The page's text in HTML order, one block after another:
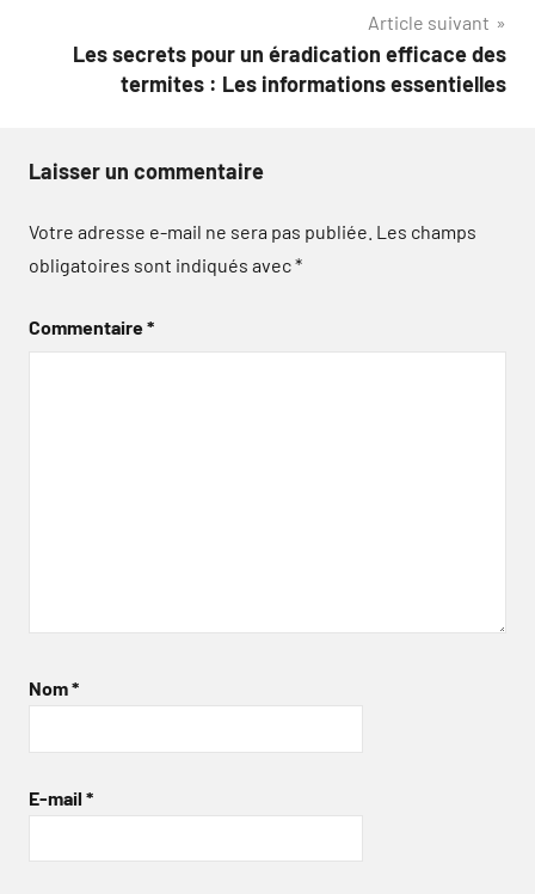
Article suivant
Les secrets pour un éradication efficace des
termites : Les informations essentielles
Laisser un commentaire
Votre adresse e-mail ne sera pas publiée. Les champs
obligatoires sont indiqués avec*
Commentaire*
Nom*
E-mail *